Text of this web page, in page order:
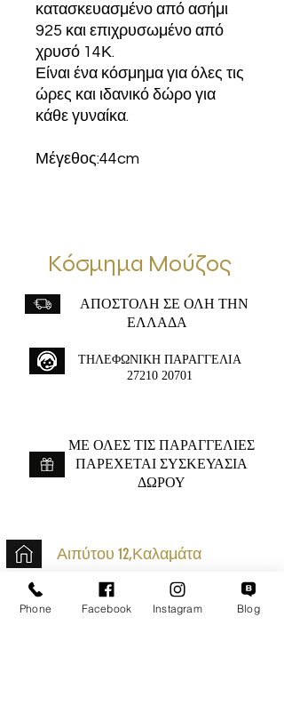
κατασκευασμένο από ασήμι
925 και επιχρυσωμένο από
χρυσό 14Κ.
Είναι ένα κόσμημα για όλες τις
ώρες και ιδανικό δώρο για
κάθε γυναίκα.
Μέγεθος:44cm
Κόσμημα Μούζος
ΑΠΟΣΤΟΛΗ ΣΕ ΟΛΗ ΤΗΝ
ΕΛΛΑΔΑ
ΤΗΛΕΦΩΝΙΚΗ ΠΑΡΑΓΓΕΛΙΑ
27210 20701
ME ΟΛΕΣ ΤΙΣ ΠΑΡΑΓΓΕΛΙΕΣ
ΠΑΡΕΧΕΤΑΙ ΣΥΣΚΕΥΑΣΙΑ
ΔΩΡΟΥ
Αιπύτου 12,Καλαμάτα
+30 2721020701
k.mouzos.wix@gmail.com
Phone Facebook Instagram Blog